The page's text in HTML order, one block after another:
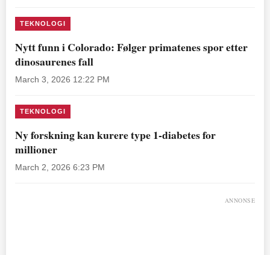
TEKNOLOGI
Nytt funn i Colorado: Følger primatenes spor etter
dinosaurenes fall
March 3, 2026 12:22 PM
TEKNOLOGI
Ny forskning kan kurere type 1-diabetes for
millioner
March 2, 2026 6:23 PM
ANNONSE